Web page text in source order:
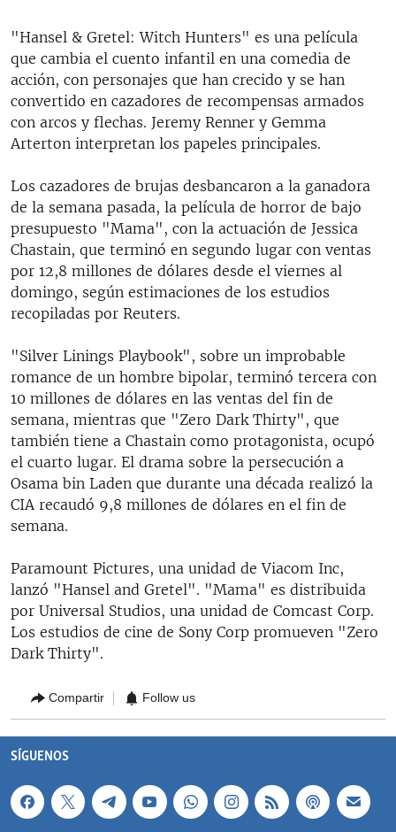
"Hansel & Gretel: Witch Hunters" es una película
que cambia el cuento infantil en una comedia de
acción, con personajes que han crecido y se han
convertido en cazadores de recompensas armados
con arcos y flechas. Jeremy Renner y Gemma
Arterton interpretan los papeles principales.
Los cazadores de brujas desbancaron a la ganadora
de la semana pasada, la película de horror de bajo
presupuesto "Mama", con la actuación de Jessica
Chastain, que terminó en segundo lugar con ventas
por 12,8 millones de dólares desde el viernes al
domingo, según estimaciones de los estudios
recopiladas por Reuters.
"Silver Linings Playbook", sobre un improbable
romance de un hombre bipolar, terminó tercera con
10 millones de dólares en las ventas del fin de
semana, mientras que "Zero Dark Thirty", que
también tiene a Chastain como protagonista, ocupó
el cuarto lugar. El drama sobre la persecución a
Osama bin Laden que durante una década realizó la
CIA recaudó 9,8 millones de dólares en el fin de
semana.
Paramount Pictures, una unidad de Viacom Inc,
lanzó "Hansel and Gretel". "Mama" es distribuida
por Universal Studios, una unidad de Comcast Corp.
Los estudios de cine de Sony Corp promueven "Zero
Dark Thirty".
Compartir Follow us
SÍGUENOS